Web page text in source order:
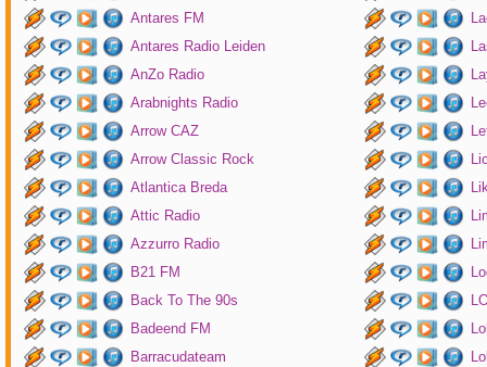
Antares FM
Antares Radio Leiden
AnZo Radio
Arabnights Radio
Arrow CAZ
Arrow Classic Rock
Atlantica Breda
Attic Radio
Azzurro Radio
B21 FM
Back To The 90s
Badeend FM
Barracudateam